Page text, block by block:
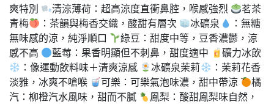
爽特別
清涼薄荷：超高涼度直衝鼻腔，喉感強烈
茗茶
青梅
：茶韻與梅香交織，酸甜有層次 冰礦泉
：無糖
無味感的涼，純淨順口
綠豆：甜度中等，豆香濃鬱，涼
感不高
藍莓：果香明顯但不刺鼻，甜度適中
礦力冰飲
：像運動飲料味＋清爽涼感
冰礦泉茉莉
：茉莉花香
淡雅，冰爽不嗆喉
可樂：可樂氣泡味濃，甜中帶涼
橘
汽：柳橙汽水風味，甜而不膩
鳳梨：酸甜鳳梨味自然，